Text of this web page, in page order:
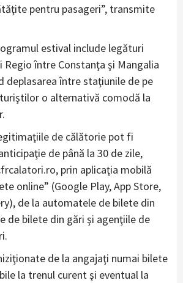
pentru pasageri”, transmite
estival include legături
între Constanţa şi Mangalia
deplasarea între staţiunile de pe
o alternativă comodă la
de călătorie pot fi
de până la 30 de zile,
prin aplicaţia mobilă
online” (Google Play, App Store,
de la automatele de bilete din
de bilete din gări şi agenţiile de
de la angajaţi numai bilete
la trenul curent şi eventual la